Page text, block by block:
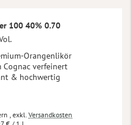
100 40% 0.70
Orangenlikör
Cognac verfeinert
& hochwertig
, exkl. Versandkosten